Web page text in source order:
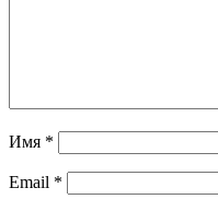
Имя *
Email *